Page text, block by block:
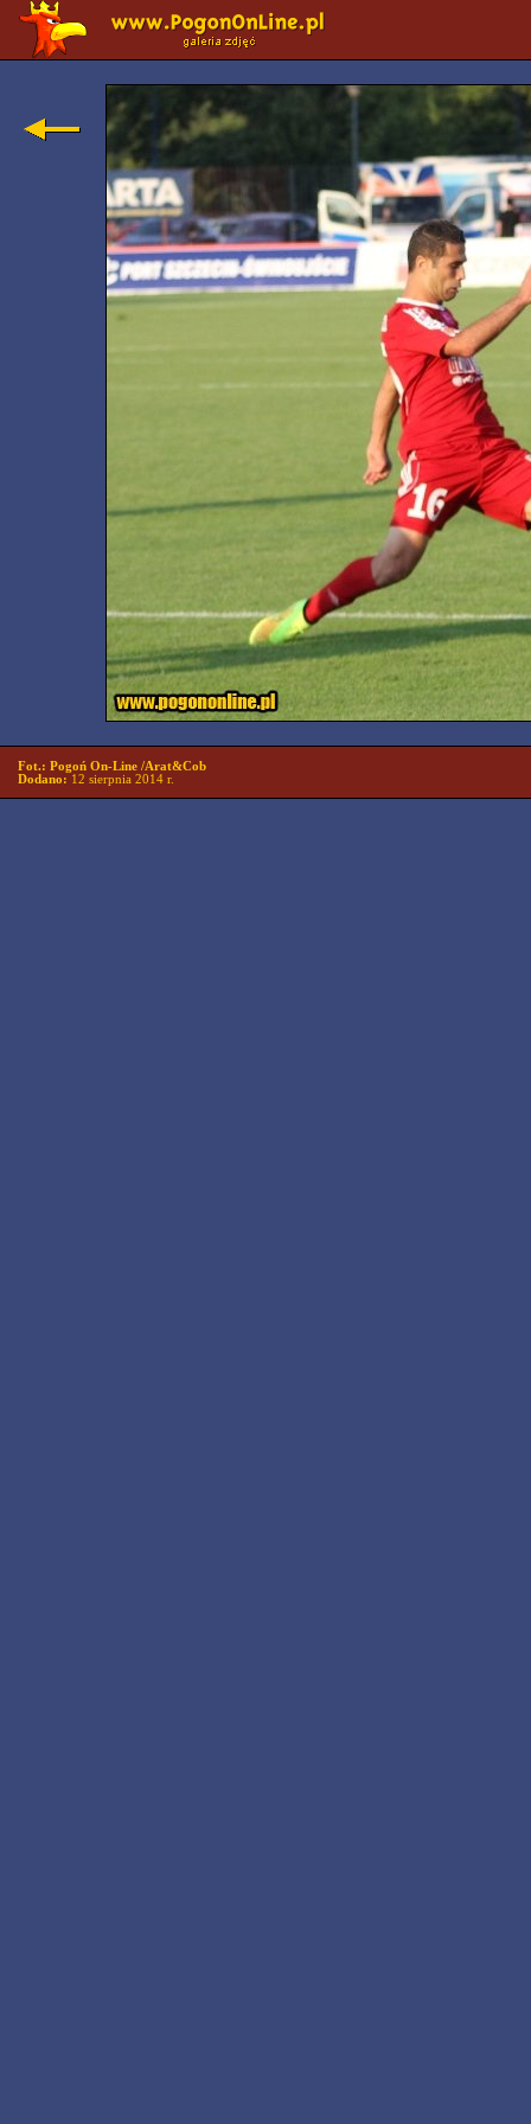
Fot.: Pogoń On-Line /Arat&Cob
Dodano: 12 sierpnia 2014 r.